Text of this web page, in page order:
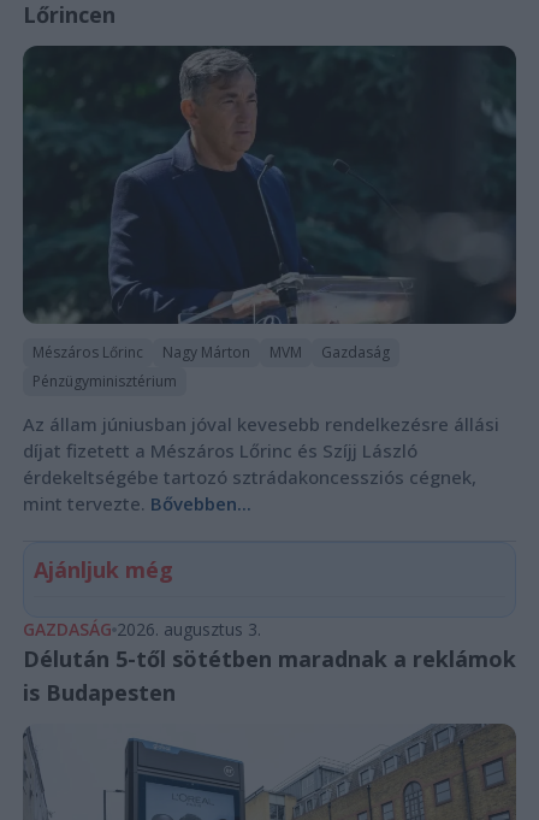
Lőrincen
Mészáros Lőrinc Nagy Márton MVM
Gazdaság
Pénzügyminisztérium
Az állam júniusban jóval kevesebb rendelkezésre állási
díjat fizetett a Mészáros Lőrinc és Szíjj László
érdekeltségébe tartozó sztrádakoncessziós cégnek,
mint tervezte. Bővebben...
Ajánljuk még
GAZDASÁG 2026. augusztus 3.
Délután 5-től sötétben maradnak a reklámok
is Budapesten